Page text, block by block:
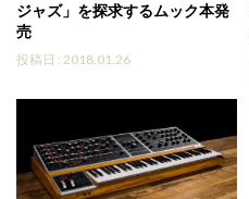
ジャズ」を探求するムック本発
売
投稿日 : 2018.01.26